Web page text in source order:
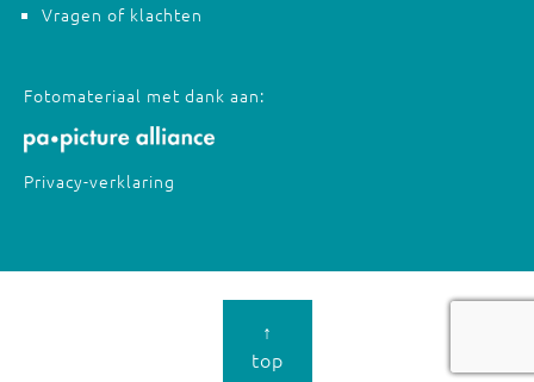
Vragen of klachten
Fotomateriaal met dank aan:
Privacy-verklaring
↑
top